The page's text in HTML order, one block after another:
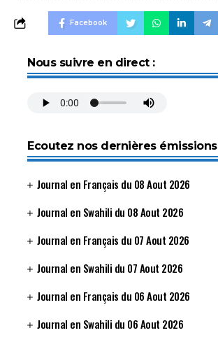
Facebook
Nous suivre en direct :
Ecoutez nos dernières émissions
Journal en Français du 08 Aout 2026
Journal en Swahili du 08 Aout 2026
Journal en Français du 07 Aout 2026
Journal en Swahili du 07 Aout 2026
Journal en Français du 06 Aout 2026
Journal en Swahili du 06 Aout 2026